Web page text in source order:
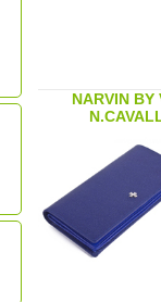
NARVIN BY